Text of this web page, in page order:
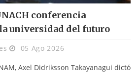
conferencia
universidad del futuro
05 Ago 2026
Axel Didriksson Takayanagui dictó